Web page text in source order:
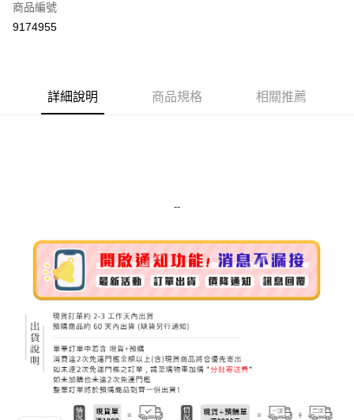
超商取貨付款
街口支付
全家取貨付款
每筆NT$80，滿NT$999(含以上)免運費
每筆NT$80，滿NT$999(含以上)免運費
7-11取貨付款
每筆NT$80，滿NT$999(含以上)免運費
7-11純取貨 (先付款
商品編號
9174955
詳細說明 商品規格 相關推薦
--